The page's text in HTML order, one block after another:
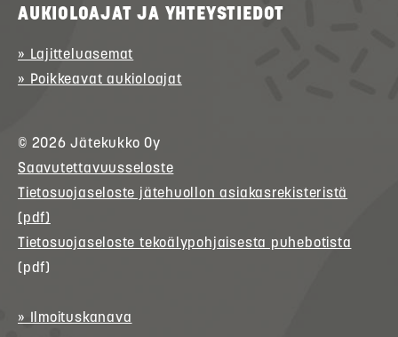
AUKIOLOAJAT JA YHTEYSTIEDOT
» Lajitteluasemat
» Poikkeavat aukioloajat
© 2026Jätekukko Oy
Saavutettavuusseloste
Tietosuojaseloste jätehuollon asiakasrekisteristä
(pdf)
Tietosuojaseloste tekoälypohjaisesta puhebotista
(pdf)
» Ilmoituskanava